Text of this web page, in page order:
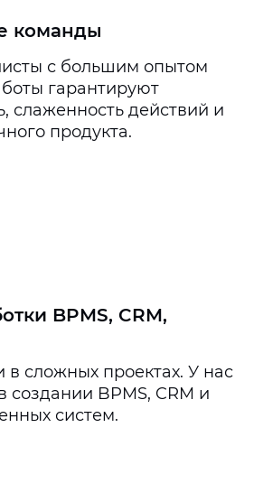
команды
с большим опытом
гарантируют
слаженность действий и
продукта.
BPMS, CRM,
сложных проектах. У нас
создании BPMS, CRM и
систем.